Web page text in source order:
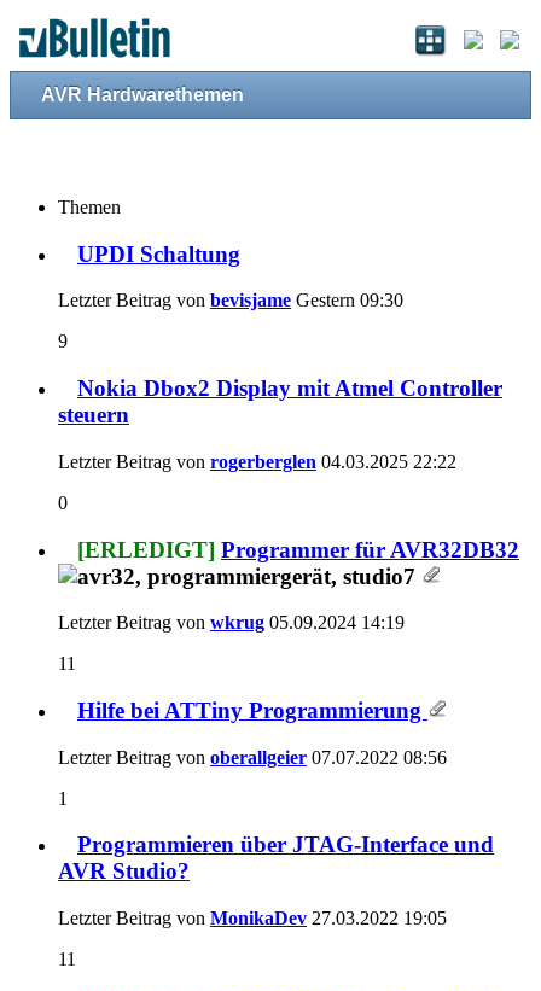
AVR Hardwarethemen
Themen
UPDI Schaltung
Letzter Beitrag von bevisjame Gestern 09:30
9
Nokia Dbox2 Display mit Atmel Controller
steuern
Letzter Beitrag von rogerberglen 04.03.2025 22:22
0
[ERLEDIGT] Programmer für AVR32DB32
Letzter Beitrag von wkrug 05.09.2024 14:19
11
Hilfe bei ATTiny Programmierung
Letzter Beitrag von oberallgeier 07.07.2022 08:56
1
Programmieren über JTAG-Interface und
AVR Studio?
Letzter Beitrag von MonikaDev 27.03.2022 19:05
11